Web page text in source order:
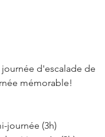
journée d'escalade de
mémorable!
journée (3h)